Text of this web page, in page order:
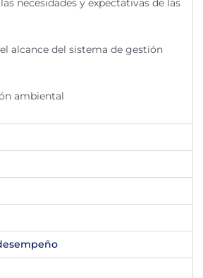
necesidades y expectativas de las
alcance del sistema de gestión
ambiental